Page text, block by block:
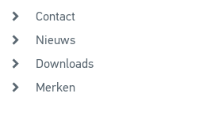
Contact
Nieuws
Downloads
Merken